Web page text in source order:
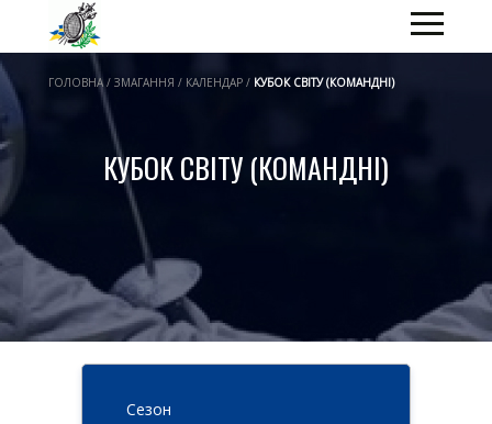
ГОЛОВНА / ЗМАГАННЯ / КАЛЕНДАР / КУБОК СВІТУ (КОМАНДНІ)
КУБОК СВІТУ (КОМАНДНІ)
Cезон